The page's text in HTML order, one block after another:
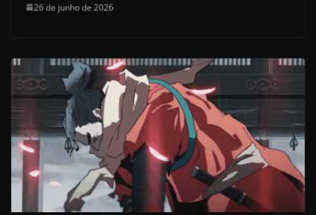
26 de junho de 2026